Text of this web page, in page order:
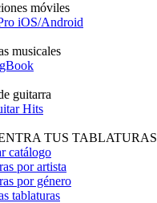
móviles
iOS/Android
musicales
guitarra
Hits
TUS TABLATURAS
catálogo
por artista
por género
tablaturas